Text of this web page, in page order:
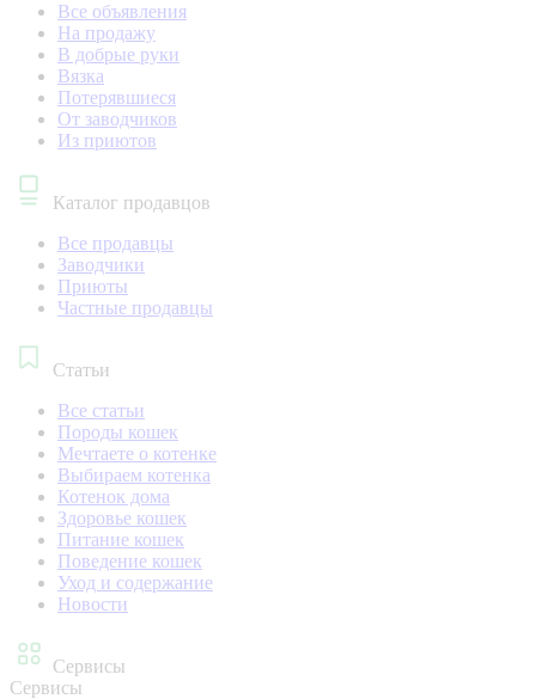
Все объявления
На продажу
В добрые руки
Вязка
Потерявшиеся
От заводчиков
Из приютов
Каталог продавцов
Все продавцы
Заводчики
Приюты
Частные продавцы
Статьи
Все статьи
Породы кошек
Мечтаете о котенке
Выбираем котенка
Котенок дома
Здоровье кошек
Питание кошек
Поведение кошек
Уход и содержание
Новости
Сервисы
Сервисы